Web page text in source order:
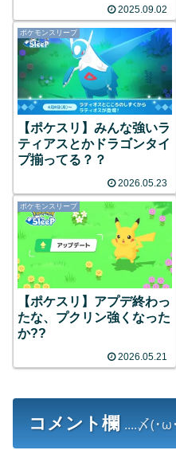
2025.09.02
ポケモンスリープ
【ポケスリ】みんな強いラ
ティアスとかドラゴンタイ
プ揃ってる？？
2026.05.23
ポケモンスリープ
【ポケスリ】アプデ終わっ
たな、プクリン強くなった
か??
2026.05.21
コメント欄 ....〆(･ω